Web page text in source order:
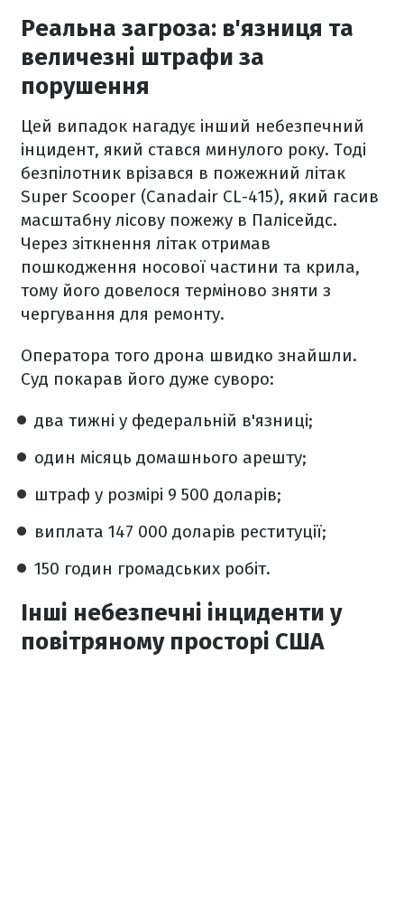
Реальна загроза: в'язниця та
величезні штрафи за
порушення
Цей випадок нагадує інший небезпечний
інцидент, який стався минулого року. Тоді
безпілотник врізався в пожежний літак
Super Scooper (Canadair CL-415), який гасив
масштабну лісову пожежу в Палісейдс.
Через зіткнення літак отримав
пошкодження носової частини та крила,
тому його довелося терміново зняти з
чергування для ремонту.
Оператора того дрона швидко знайшли.
Суд покарав його дуже суворо:
два тижні у федеральній в'язниці;
один місяць домашнього арешту;
штраф у розмірі 9 500 доларів;
виплата 147 000 доларів реституції;
150 годин громадських робіт.
Інші небезпечні інциденти у
повітряному просторі США